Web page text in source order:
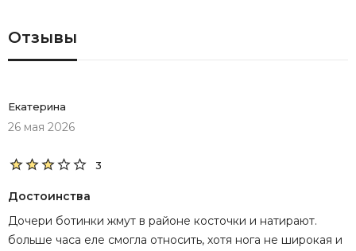
Отзывы
Екатерина
26 мая 2026
3
Достоинства
Дочери ботинки жмут в районе косточки и натирают.
больше часа еле смогла относить, хотя нога не широкая и